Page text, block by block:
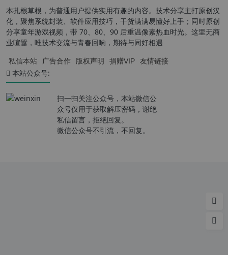
本扎根草根，为普通用户提供实用有趣的内容。技术分享主打原创汉
化，聚焦系统封装、软件应用技巧，干货满满易懂好上手；同时原创
分享童年游戏视频，带 70、80、90 后重温像素热血时光。这里无商
业喧嚣，唯技术交流与青春回响，期待与同好相遇
私信本站 广告合作 版权声明 捐赠VIP 友情链接
本站公众号:
扫一扫关注公众号，本站微信公
众号仅用于获取解压密码，谢绝
私信留言，拒绝回复。
微信公众号不引流，不回复。